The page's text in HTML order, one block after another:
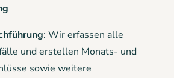
: Wir erfassen alle
und erstellen Monats- und
sowie weitere